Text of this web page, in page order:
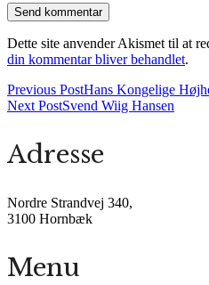
Dette site anvender Akismet til at
din kommentar bliver behandlet.
Previous PostHans Kongelige
Next PostSvend Wiig Hansen
Adresse
Nordre Strandvej 340,
3100 Hornbæk
Menu